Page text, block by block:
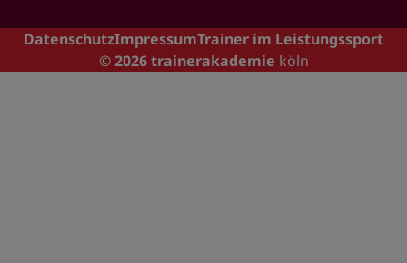
Footer
DatenschutzImpressumTrainer im Leistungssport
© 2026trainerakademie köln